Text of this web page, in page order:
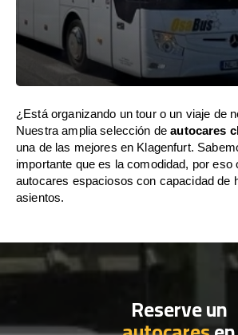
¿Está organizando un tour o un viaje de
Nuestra amplia selección deautocares
una de las mejores en Klagenfurt.
importante que es la comodidad, por eso
autocares espaciosos con capacidad de
asientos.
Reserve un